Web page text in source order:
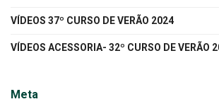
VÍDEOS 37º CURSO DE VERÃO 2024
VÍDEOS ACESSORIA- 32º CURSO DE VERÃO
Meta